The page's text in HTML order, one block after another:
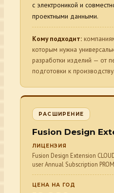
с электроникой и
проектными данными.
Кому подходит:
которым нужна
разработки изделий — от
подготовки к производству.
РАСШИРЕНИЕ
Fusion Design
ЛИЦЕНЗИЯ
Fusion Design Extension
user Annual Subscription
ЦЕНА НА ГОД